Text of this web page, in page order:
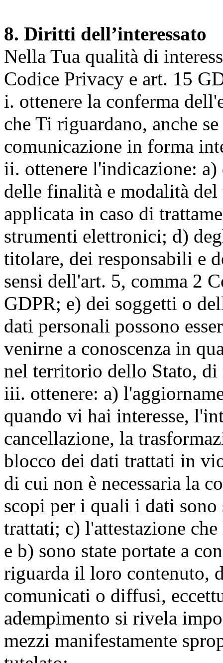
8. Diritti dell’interessato
Nella Tua qualità di
Codice Privacy e art. 15
i. ottenere la conferma
che Ti riguardano, anche
comunicazione in forma
ii. ottenere l'indicazione:
delle finalità e modalità
applicata in caso di
strumenti elettronici; d)
titolare, dei responsabili e
sensi dell'art. 5, comma 2
GDPR; e) dei soggetti o
dati personali possono
venirne a conoscenza in
nel territorio dello Stato,
iii. ottenere: a)
quando vi hai interesse,
cancellazione, la
blocco dei dati trattati in
di cui non è necessaria la
scopi per i quali i dati sono
trattati; c) l'attestazione
e b) sono state portate a
riguarda il loro contenuto,
comunicati o diffusi,
adempimento si rivela
mezzi manifestamente